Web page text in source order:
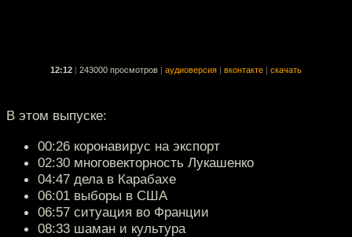
12:12 243000 просмотров аудиоверсия вконтакте скачать
В этом выпуске:
00:26 коронавирус на экспорт
02:30 многовекторность Лукашенко
04:47 дела в Карабахе
06:01 выборы в США
06:57 ситуация во Франции
08:33 шаман и культура